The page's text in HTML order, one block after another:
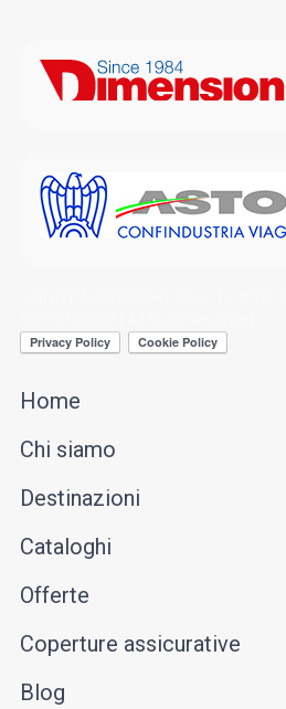
Home
Chi siamo
Destinazioni
Cataloghi
Offerte
Coperture assicurative
Blog